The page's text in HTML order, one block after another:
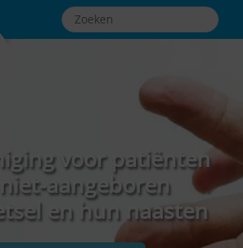
voor patiënten
aangeboren
en hun naasten